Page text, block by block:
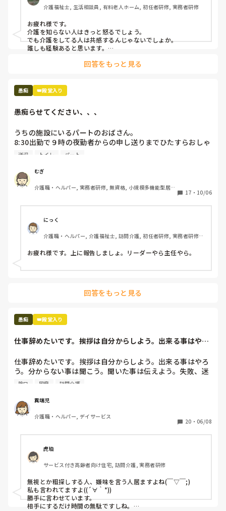
私達は、
押さえつけたり叩いたりつねったりしたら身体的虐待だと言
われ
キチガイだのバカだのアホだの言ったら精神的虐待だと言わ
介助しなかったから介護放棄だと言われ
利用者は、
そういう病気だから、そういう性格だからと
こっちの方がよっぽど虐待受けてるよ。
こんなこと言ったらまた怒られますか？
介護福祉士, 生活相談員, 有料老人ホーム, 初任者研修, 実務者研修
お疲れ様です。
介護を知らない人はきっと怒るでしょう。
でも介護をしてる人は共感するんじゃないでしょか。
誰しも経験あると思います。
前と思われると思いますね。
無理だと思えば逃げることも勇気だと思うので身体大切にして
回答をもっと見る
愚痴 👑殿堂入り
愚痴らせてください、、、
うちの施設にいるパートのおばさん。
8:30出勤で９時の夜勤者からの申し送りまでひたすらおしゃ
べり。
ってよね！！」と夜勤者に言っている。（私も言われる。）
あなたが喋っている３０分でやれるのでは？？？
送迎表も自分が作らないと気が済まないのか、他の人が作る
えている。
そして日中もひたすらおしゃべり。トイレ誘導もせず。
この人がいるのに仕事が大変なら、いなくて大変の方がまし
なんですけどー！！！！
送迎 トイレ パート
むぎ
介護職・ヘルパー, 実務者研修, 無資格, 小規模多機能型居宅
17 ・ 10/06
にっく
介護職・ヘルパー, 介護福祉士, 訪問介護, 初任者研修, 実務者研修,
お疲れ様です。上に報告しましょ。リーダーやら主任やら。
回答をもっと見る
愚痴 👑殿堂入り
仕事辞めたいです。挨拶は自分からしよう。出来る事はやろ
仕事辞めたいです。挨拶は自分からしよう。出来る事はやろ
う。分からない事は聞こう。聞いた事は伝えよう。失敗、迷
惑かけたら謝ろう。助けてもらったら感謝しよう。常にそれ
拶しても無視。出来る事をすれば粗探し。分からない事を聞
けばそんな事も分からないの？聞いた事を伝えたら反感をか
う。毎日毎日謝って毎日毎日感謝の言葉を伝えている。明ら
る同僚。私が失敗したら一気に空気が悪くなり口も聞いても
らえない。自分が可愛げがないのも分かっています。しかし
仕事なのでそれはそれ。可愛げがあろうとなかろうと利用者
さんには関係ない事。利用者さんから苦情があったならまだ
しも未だに無し。同じ職場で働く仲間なので打ち解けなけれ
ばならないと思っていますが無視されて陰口叩かれているの
分かっているのにこれ以上何を私はすればいいですか。辞め
たいです、でもここで辞めるのも癪です。しっぽ巻いて逃げ
陰口 同僚 訪問介護
異端児
介護職・ヘルパー, デイサービス
20 ・ 06/08
虎珀
サービス付き高齢者向け住宅, 訪問介護, 実務者研修
無視とか粗探しする人、嫌味を言う人居ますよね(￣▽￣;)
私も言われてますよ((´∀｀*))
勝手に言わせています。
相手にするだけ時間の無駄ですしね。